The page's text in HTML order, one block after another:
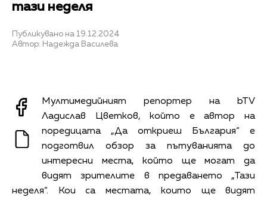
тази неделя
Публикувано на 19.12.2024
Автор: Надежда Василева
Мултимедийният репортер на bTV
Ладислав Цветков, който е автор на
поредицата „Да откриеш България“ е
подготвил обзор за пътуванията до
интересни места, който ще могат да
видят зрителите в предаването „Тази
неделя“. Кои са местата, които ще видят